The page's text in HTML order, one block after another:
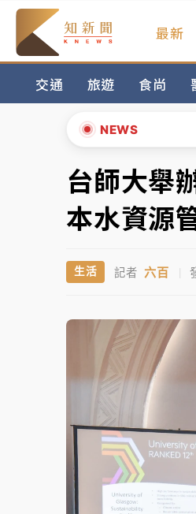
最新
交通 旅遊 食尚
NEWS
日職｜ 林安可狀
韓股最壞時期已過
「白海豚」雨炸
白海豚挾豪雨狂
日職｜ 林安可狀
「白海豚」雨炸
白海豚挾豪雨狂
▲
▼
台師大舉
本水資源
生活 記者 六百 |